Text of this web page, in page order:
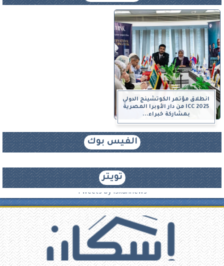
انطلاق مؤتمر الكوتشينج الدولي
ICC 2025 من دار الأوبرا المصرية
بمشاركة خبراء...
الفيس بوك
تويتر
Tweets by iskannews